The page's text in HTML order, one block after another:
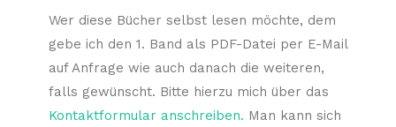
Wer diese Bücher selbst lesen möchte, dem
gebe ich den 1. Band als PDF-Datei per E-Mail
auf Anfrage wie auch danach die weiteren,
falls gewünscht. Bitte hierzu mich über das
Kontaktformular anschreiben. Man kann sich